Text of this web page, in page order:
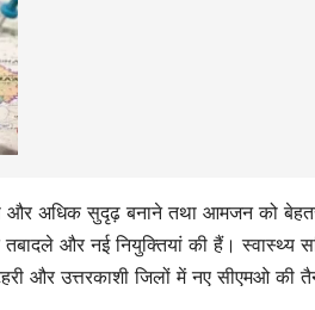
और अधिक सुदृढ़ बनाने तथा आमजन को
और नई नियुक्तियां की हैं। स्वास्थ्य
और उत्तरकाशी जिलों में नए सीएमओ की